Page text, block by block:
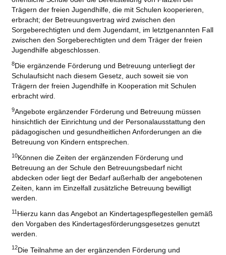
Trägern der freien Jugendhilfe, die mit Schulen kooperieren,
erbracht; der Betreuungsvertrag wird zwischen den
Sorgeberechtigten und dem Jugendamt, im letztgenannten Fall
zwischen den Sorgeberechtigten und dem Träger der freien
Jugendhilfe abgeschlossen.
8Die ergänzende Förderung und Betreuung unterliegt der
Schulaufsicht nach diesem Gesetz, auch soweit sie von
Trägern der freien Jugendhilfe in Kooperation mit Schulen
erbracht wird.
9Angebote ergänzender Förderung und Betreuung müssen
hinsichtlich der Einrichtung und der Personalausstattung den
pädagogischen und gesundheitlichen Anforderungen an die
Betreuung von Kindern entsprechen.
10Können die Zeiten der ergänzenden Förderung und
Betreuung an der Schule den Betreuungsbedarf nicht
abdecken oder liegt der Bedarf außerhalb der angebotenen
Zeiten, kann im Einzelfall zusätzliche Betreuung bewilligt
werden.
11Hierzu kann das Angebot an Kindertagespflegestellen gemäß
den Vorgaben des Kindertagesförderungsgesetzes genutzt
werden.
12Die Teilnahme an der ergänzenden Förderung und